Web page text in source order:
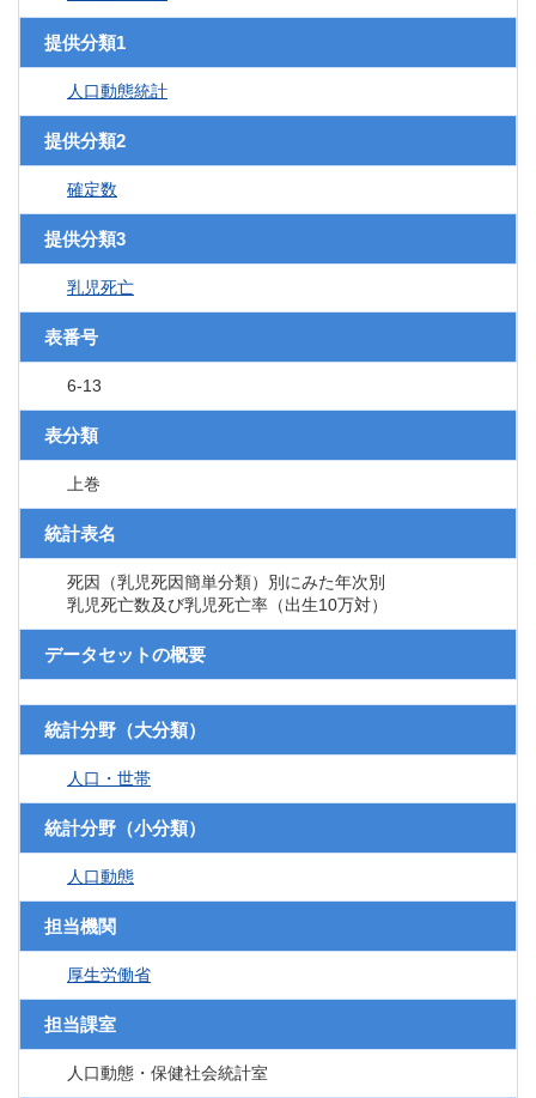
提供分類1
人口動態統計
提供分類2
確定数
提供分類3
乳児死亡
表番号
6-13
表分類
上巻
統計表名
死因（乳児死因簡単分類）別にみた年次別
乳児死亡数及び乳児死亡率（出生10万対）
データセットの概要
統計分野（大分類）
人口・世帯
統計分野（小分類）
人口動態
担当機関
厚生労働省
担当課室
人口動態・保健社会統計室